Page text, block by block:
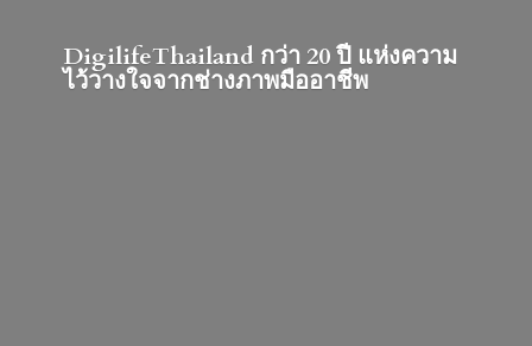
DigilifeThailand กว่า 20 ปี แห่งความ
ไว้วางใจจากช่างภาพมืออาชีพ